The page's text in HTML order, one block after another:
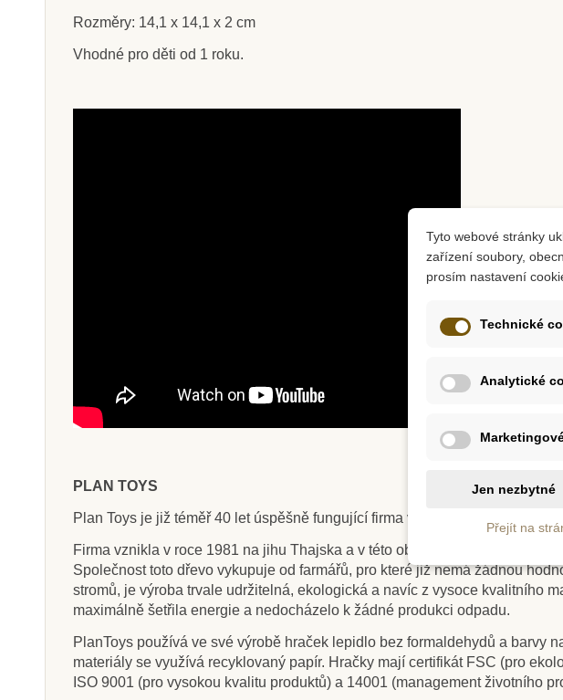
348 Kč
Přidat do košíku
Rozměry: 14,1 x 14,1 x 2 cm
Vhodné pro děti od 1 roku.
PLAN TOYS
Plan Toys je již téměř 40 let úspěšně fungující firma v oboru výroby vysoce
Firma vznikla v roce 1981 na jihu Thajska a v této oblasti funguje dodnes.
Společnost toto dřevo vykupuje od farmářů, pro které již nemá žádnou
stromů, je výroba trvale udržitelná, ekologická a navíc z vysoce kvalitního
maximálně šetřila energie a nedocházelo k žádné produkci odpadu.
PlanToys používá ve své výrobě hraček lepidlo bez formaldehydů a barvy
materiály se využívá recyklovaný papír. Hračky mají certifikát FSC (pro
ISO 9001 (pro vysokou kvalitu produktů) a 14001 (management životního
Tyto webové stránky
zařízení soubory,
prosím nastavení
Technické
Analytické
Jen nezbytné
Přejít na